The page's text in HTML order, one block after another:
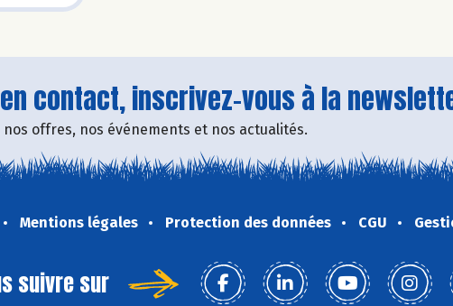
contact, inscrivez-vous à la
offres, nos événements et nos actualités.
Mentions légales Protection des données CGU
suivre sur